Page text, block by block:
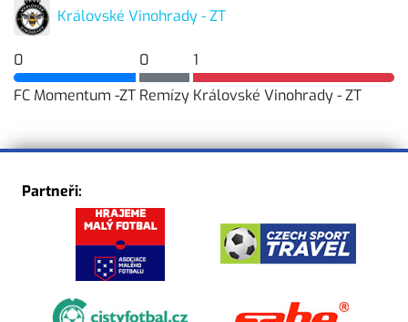
Královské Vinohrady - ZT
0
FC Momentum -ZT
0
Remízy
1
Královské Vinohrady - ZT
Partneři: